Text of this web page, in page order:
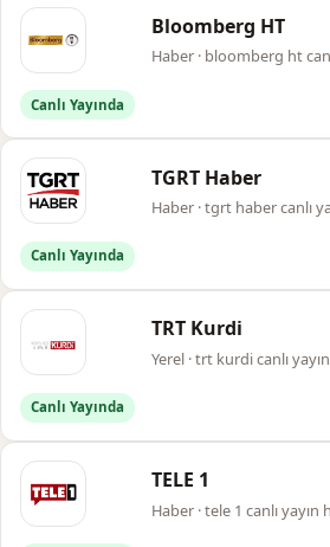
Bloomberg HT
Haber · bloomberg ht
Canlı Yayında
TGRT Haber
Haber · tgrt haber canlı
Canlı Yayında
TRT Kurdi
Yerel · trt kurdi canlı
Canlı Yayında
TELE 1
Haber · tele 1 canlı yayın